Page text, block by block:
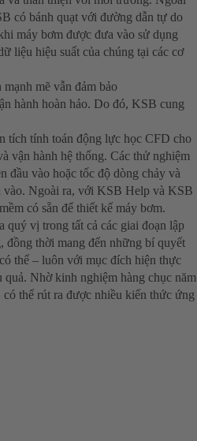
có bánh quạt với đường dẫn tự do
máy bơm được đưa vào sử dụng
liệu hiệu suất của chúng tại các cơ
mẽ vẫn đảm bảo
hành hoàn hảo. Do đó, KSB cung
tích tính toán động lực học CFD cho
vận hành hệ thống. Các thử nghiệm
đầu vào hoặc tốc độ dòng chảy và
vào. Ngoài ra, với KSB Help và KSB
có sẵn để thiết kế máy bơm.
quý vị trong tất cả các giai đoạn lập
đồng thời mang đến những bí quyết
thể – luôn với mục đích hiện thực
Nhờ kinh nghiệm hàng chục năm
thể rút ra được nhiều kiến thức ứng